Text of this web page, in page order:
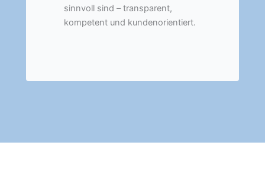
sinnvoll sind – transparent,
kompetent und kundenorientiert.